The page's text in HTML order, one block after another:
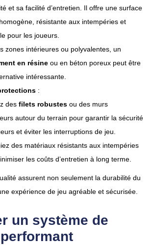
et sa facilité d’entretien. Il offre une surface
résistante aux intempéries et
pour les joueurs.
zones intérieures ou polyvalentes, un
en résine ou en béton poreux peut être
intéressante.
:
des filets robustes ou des murs
autour du terrain pour garantir la sécurité
et éviter les interruptions de jeu.
des matériaux résistants aux intempéries
les coûts d’entretien à long terme.
assurent non seulement la durabilité du
expérience de jeu agréable et sécurisée.
un système de